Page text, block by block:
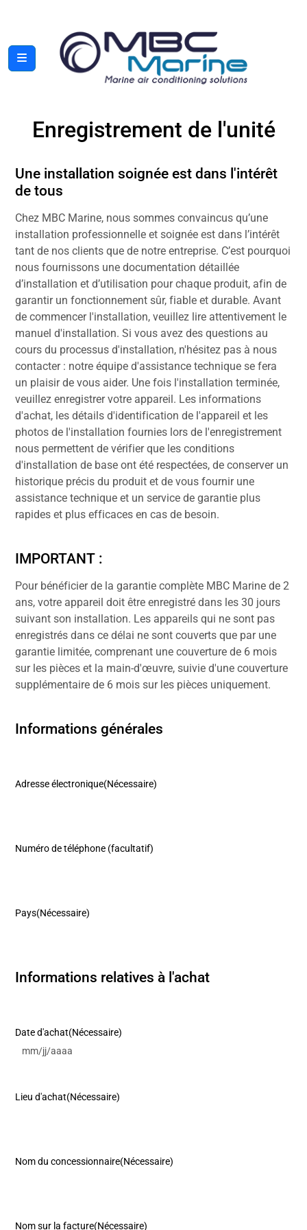
Enregistrement de l'unité
Une installation soignée est dans l'intérêt
de tous
Chez MBC Marine, nous sommes convaincus qu’une
installation professionnelle et soignée est dans l’intérêt
tant de nos clients que de notre entreprise. C’est pourquoi
nous fournissons une documentation détaillée
d’installation et d’utilisation pour chaque produit, afin de
garantir un fonctionnement sûr, fiable et durable. Avant
de commencer l'installation, veuillez lire attentivement le
manuel d'installation. Si vous avez des questions au
cours du processus d'installation, n'hésitez pas à nous
contacter : notre équipe d'assistance technique se fera
un plaisir de vous aider. Une fois l'installation terminée,
veuillez enregistrer votre appareil. Les informations
d'achat, les détails d'identification de l'appareil et les
photos de l'installation fournies lors de l'enregistrement
nous permettent de vérifier que les conditions
d'installation de base ont été respectées, de conserver un
historique précis du produit et de vous fournir une
assistance technique et un service de garantie plus
rapides et plus efficaces en cas de besoin.
IMPORTANT :
Pour bénéficier de la garantie complète MBC Marine de 2
ans, votre appareil doit être enregistré dans les 30 jours
suivant son installation. Les appareils qui ne sont pas
enregistrés dans ce délai ne sont couverts que par une
garantie limitée, comprenant une couverture de 6 mois
sur les pièces et la main-d'œuvre, suivie d'une couverture
supplémentaire de 6 mois sur les pièces uniquement.
Informations générales
Adresse électronique(Nécessaire)
Numéro de téléphone (facultatif)
Pays(Nécessaire)
Informations relatives à l'achat
Date d'achat(Nécessaire)
Lieu d'achat(Nécessaire)
Nom du concessionnaire(Nécessaire)
Nom sur la facture(Nécessaire)